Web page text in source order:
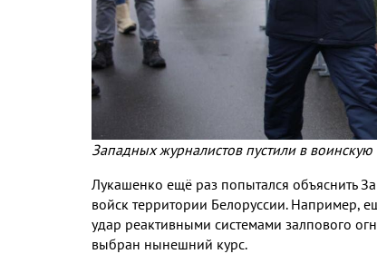
Западных журналистов пустили в
Лукашенко ещё раз попытался объяснить
войск территории Белоруссии. Например,
удар реактивными системами залпового
выбран нынешний курс.